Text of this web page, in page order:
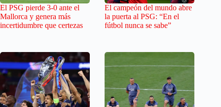
El PSG pierde 3-0 ante el
Mallorca y genera más
incertidumbre que certezas
El campeón del mundo abre
la puerta al PSG: “En el
fútbol nunca se sabe”